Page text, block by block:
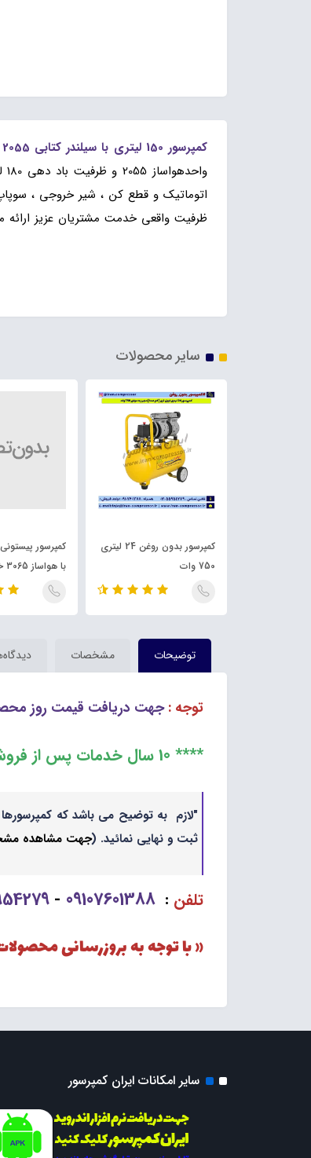
کمپرسور 150 لیتری با سیلندر کتابی 2055
اتوماتیک و قطع کن ، شیر خروجی ،
ظرفیت واقعی خدمت مشتریان عزیز
سایر محصولات
کمپرسور بدون روغن 24 لیتری
750 وات
با هواساز 3065 خورجینی
توضیحات مشخصات
توجه : جهت دریافت قیمت روز
**** 10 سال خدمات پس از فروش دستگاه ****
"لازم به توضیح می باشد که
ثبت و نهایی نمائید. (جهت مشاهده
تلفن :
09107601388
-
« با توجه به بروزرسانی
سایر امکانات ایران کمپرسور